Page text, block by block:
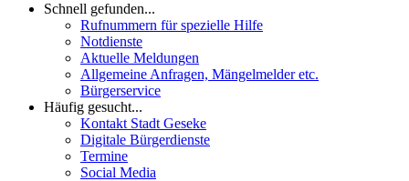
Schnell gefunden...
Rufnummern für spezielle Hilfe
Notdienste
Aktuelle Meldungen
Allgemeine Anfragen, Mängelmelder etc.
Bürgerservice
Häufig gesucht...
Kontakt Stadt Geseke
Digitale Bürgerdienste
Termine
Social Media